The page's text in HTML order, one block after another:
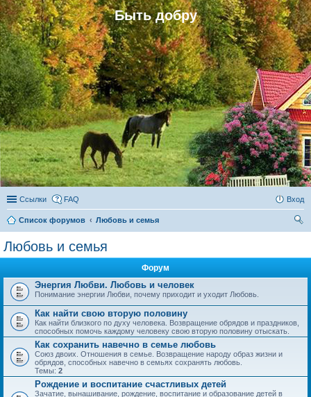
Быть добру
Ссылки FAQ Вход
Список форумов
Любовь и семья
Любовь и семья
Форум
Энергия Любви. Любовь и человек
Понимание энергии Любви, почему приходит и уходит Любовь.
Как найти свою вторую половину
Как найти близкого по духу человека. Возвращение обрядов и праздников,
способных помочь каждому человеку свою вторую половину отыскать.
Как сохранить навечно в семье любовь
Союз двоих. Отношения в семье. Возвращение народу образ жизни и
обрядов, способных навечно в семьях сохранять любовь.
Темы: 2
Рождение и воспитание счастливых детей
Зачатие, вынашивание, рождение, воспитание и образование детей в